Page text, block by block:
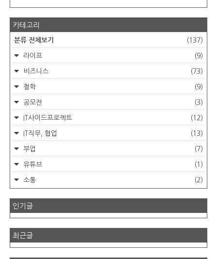
카테고리
분류 전체보기 (137)
라이프 (9)
비즈니스 (73)
철학 (9)
공모전 (3)
IT사이드프로젝트 (12)
IT직무, 협업 (13)
부업 (7)
유튜브 (1)
소통 (2)
인기글
최근글